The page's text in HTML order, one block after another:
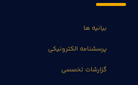
بیانیه ها
پرسشنامه الکترونیکی
گزارشات تخصصی